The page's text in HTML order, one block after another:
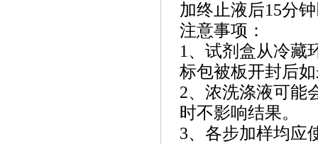
加终止液后15分
注意事项：
1、试剂盒从冷藏
标包被板开封后
2、浓洗涤液可能
时不影响结果。
3、各步加样均应